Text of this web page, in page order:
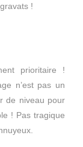
!
prioritaire !
n’est pas un
de niveau pour
! Pas tragique